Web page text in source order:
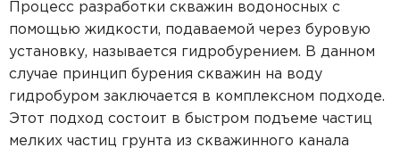
Процесс разработки скважин водоносных с
помощью жидкости, подаваемой через буровую
установку, называется гидробурением. В данном
случае принцип бурения скважин на воду
гидробуром заключается в комплексном подходе.
Этот подход состоит в быстром подъеме частиц
мелких частиц грунта из скважинного канала